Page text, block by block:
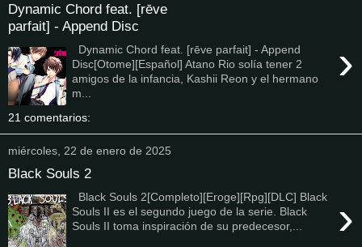
Dynamic Chord feat. [rēve
parfait] - Append Disc
›
Dynamic Chord feat. [rēve parfait] - Append
Disc[Otome][Español] Atano Rio solía tener 2
amigos de la infancia, Kashii Reon y el hermano
m...
21 comentarios:
miércoles, 22 de enero de 2025
Black Souls 2
›
Black Souls 2[Completo][Eroge][Rpg][DLC] Black
Souls II es el segundo juego de la serie. Black
Souls II toma inspiración de su predecesor,...